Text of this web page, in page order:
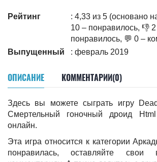
Рейтинг
: 4,33 из 5 (основано
10 – понравилось, 👎
понравилось, 💬 0 –
Выпущенный
: февраль 2019
ОПИСАНИЕ КОММЕНТАРИИ(0)
Здесь вы можете сыграть игру
Смертельный гоночный дроид
онлайн.
Эта игра относится к категории
понравилась, оставляйте свои